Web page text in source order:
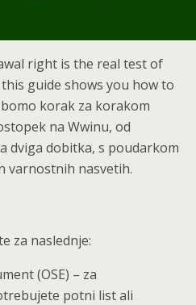
right is the real test of
guide shows you how to
korak za korakom
na Wwinu, od
dviga dobitka, s poudarkom
varnostnih nasvetih.
za naslednje:
(OSE) – za
potni list ali